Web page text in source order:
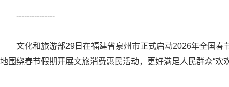
---------------
文化和旅游部29日在福建省泉州市正式启动2026年全国春
地围绕春节假期开展文旅消费惠民活动，更好满足人民群众“欢